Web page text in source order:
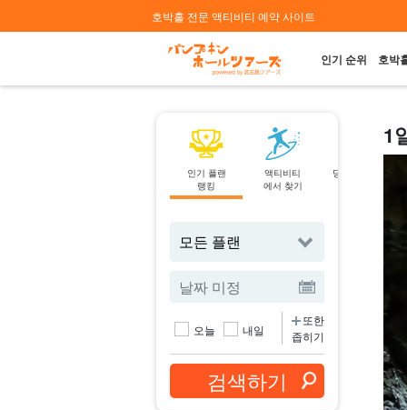
호박홀 전문 액티비티 예약 사이트
인기 순위 호박
인기 플랜
랭킹
액티비티
에서 찾기
당일 예약 OK
오늘 내일
또한
좁히기
1